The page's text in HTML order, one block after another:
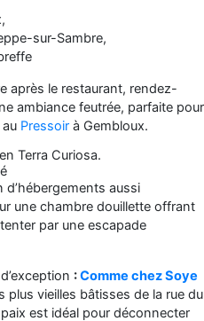
sur-Sambre,
après le restaurant, rendez-
ambiance feutrée, parfaite pour
Pressoir à Gembloux.
Terra Curiosa.
aussi
une chambre douillette offrant
par une escapade
:Comme chez Soye
plus vieilles bâtisses de la rue du
est idéal pour déconnecter